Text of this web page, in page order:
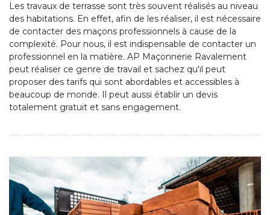
Les travaux de terrasse sont très souvent réalisés au niveau
des habitations. En effet, afin de les réaliser, il est nécessaire
de contacter des maçons professionnels à cause de la
complexité. Pour nous, il est indispensable de contacter un
professionnel en la matière. AP Maçonnerie Ravalement
peut réaliser ce genre de travail et sachez qu'il peut
proposer des tarifs qui sont abordables et accessibles à
beaucoup de monde. Il peut aussi établir un devis
totalement gratuit et sans engagement.